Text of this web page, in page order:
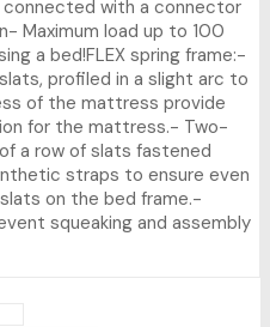
connected with a connector
Maximum load up to 100
a bed!FLEX spring frame:-
profiled in a slight arc to
of the mattress provide
for the mattress.- Two-
a row of slats fastened
straps to ensure even
on the bed frame.-
squeaking and assembly